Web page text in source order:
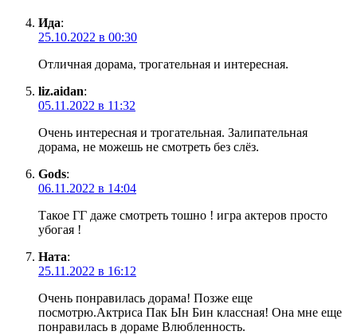
Ида:
25.10.2022 в 00:30
Отличная дорама, трогательная и интересная.
liz.aidan:
05.11.2022 в 11:32
Очень интересная и трогательная. Залипательная
дорама, не можешь не смотреть без слёз.
Gods:
06.11.2022 в 14:04
Такое ГГ даже смотреть тошно ! игра актеров просто
убогая !
Ната:
25.11.2022 в 16:12
Очень понравилась дорама! Позже еще
посмотрю.Актриса Пак Ын Бин классная! Она мне еще
понравилась в дораме Влюбленность.